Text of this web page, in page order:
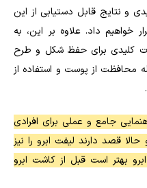
و نتایج قابل دستیابی از این
خواهیم داد. علاوه بر این، به
کلیدی برای حفظ شکل و طرح
محافظت از پوست و استفاده از
جامع و عملی برای افرادی
قصد دارند لیفت ابرو را نیز
بهتر است قبل از کاشت ابرو